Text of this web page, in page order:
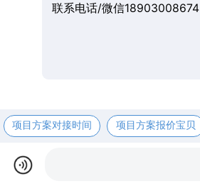
联系电话/微信18903008674
项目方案对接时间 项目方案报价宝贝